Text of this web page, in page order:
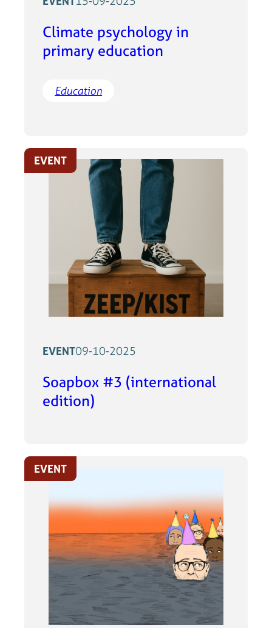
Climate psychology in
primary education
Education
EVENT
EVENT09-10-2025
Soapbox #3 (international
edition)
EVENT